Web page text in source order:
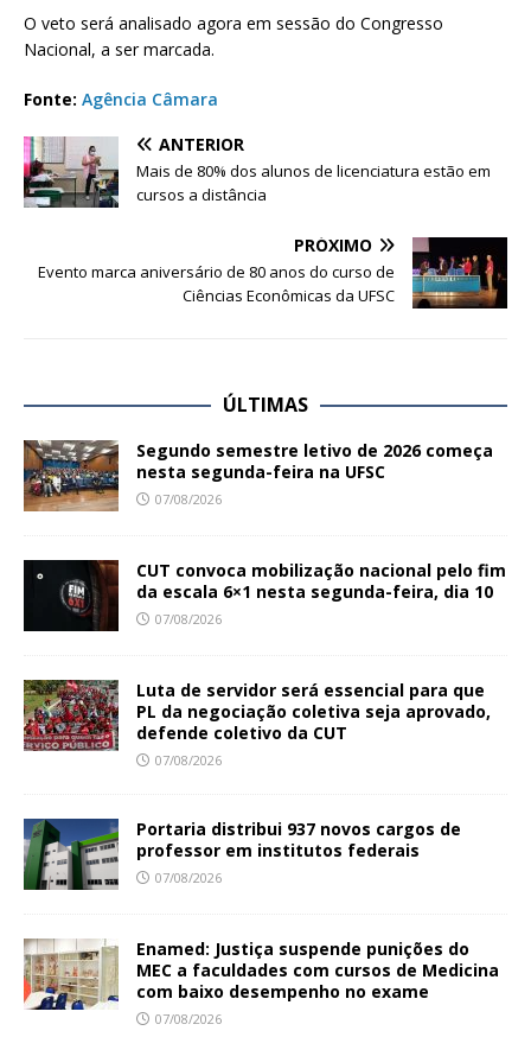
O veto será analisado agora em sessão do Congresso
Nacional, a ser marcada.
Fonte: Agência Câmara
ANTERIOR
Mais de 80% dos alunos de licenciatura estão em
cursos a distância
PRÓXIMO
Evento marca aniversário de 80 anos do curso de
Ciências Econômicas da UFSC
ÚLTIMAS
Segundo semestre letivo de 2026 começa
nesta segunda-feira na UFSC
07/08/2026
CUT convoca mobilização nacional pelo fim
da escala 6×1 nesta segunda-feira, dia 10
07/08/2026
Luta de servidor será essencial para que
PL da negociação coletiva seja aprovado,
defende coletivo da CUT
07/08/2026
Portaria distribui 937 novos cargos de
professor em institutos federais
07/08/2026
Enamed: Justiça suspende punições do
MEC a faculdades com cursos de Medicina
com baixo desempenho no exame
07/08/2026